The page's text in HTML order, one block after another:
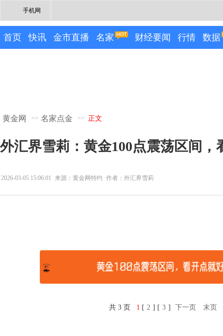
手机网
首页 快讯 金市直播 名家 财经要闻 行情 数据
黄金网 >> 名家点金 >> 正文
外汇界雪莉：黄金100点震荡区间，
2026-03-05 15:06:01 来源：黄金网特约 作者：外汇界雪莉
共 3 页 1 [ 2 ] [ 3 ] 下一页 末页